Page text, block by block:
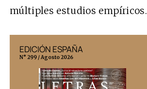
múltiples estudios empíricos.
EDICIÓN ESPAÑA
N° 299 / Agosto 2026